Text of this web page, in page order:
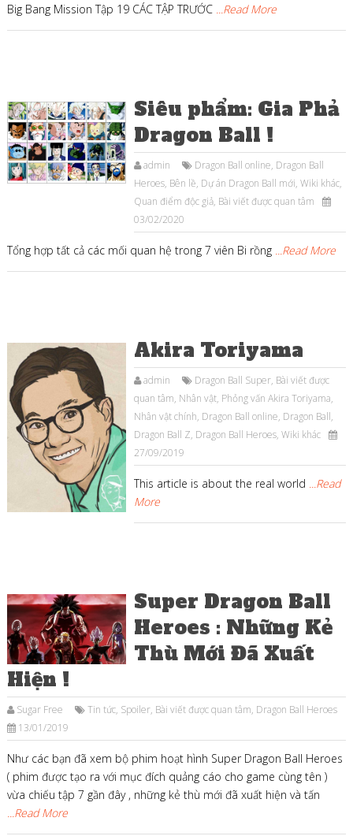
Big Bang Mission Tập 19 CÁC TẬP TRƯỚC ...Read More
Siêu phẩm: Gia Phả
Dragon Ball !
admin Dragon Ball online, Dragon Ball
Heroes, Bên lề, Dự án Dragon Ball mới,Wiki khác,
Quan điểm độc giả, Bài viết được quan tâm
03/02/2020
Tổng hợp tất cả các mối quan hệ trong 7 viên Bi rồng ...Read More
Akira Toriyama
admin Dragon Ball Super, Bài viết được
quan tâm, Nhân vật, Phỏng vấn Akira Toriyama,
Nhân vật chính, Dragon Ball online, Dragon Ball,
Dragon Ball Z, Dragon Ball Heroes,Wiki khác
27/09/2019
This article is about the real world ...Read
More
Super Dragon Ball
Heroes : Những Kẻ
Thù Mới Đã Xuất
Hiện !
Sugar Free Tin tức, Spoiler, Bài viết được quan tâm, Dragon Ball Heroes
13/01/2019
Như các bạn đã xem bộ phim hoạt hình Super Dragon Ball Heroes
( phim được tạo ra với mục đích quảng cáo cho game cùng tên )
vừa chiếu tập 7 gần đây , những kẻ thù mới đã xuất hiện và tấn
...Read More